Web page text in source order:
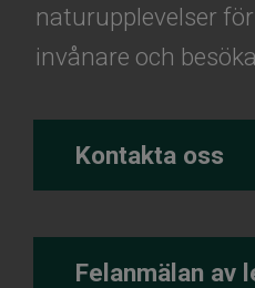
naturupplevelser
invånare och
Kontakta oss
Felanmälan av